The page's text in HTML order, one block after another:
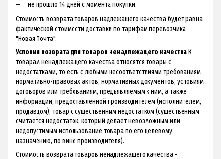
не прошло 14 дней с момента покупки.
Стоимость возврата товаров надлежащего качества будет равна
фактической стоимости доставки по тарифам перевозчика
"Новая Почта".
Условия возврата для товаров ненадлежащего качестваК
товарам ненадлежащего качества относятся товары с
недостатками, то есть с любыми несоответствиями требованиям
нормативно-правовых актов, нормативных документов, условиям
договоров или требованиям, предъявляемым к ним, а также
информации, предоставленной производителем (исполнителем,
продавцом), товар с существенным недостатком (существенным
считается недостаток, который делает невозможным или
недопустимым использование товара по его целевому
назначению, по вине производителя).
Стоимость возврата товаров ненадлежащего качества -